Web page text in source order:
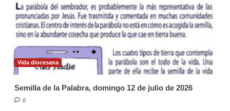
Vida diocesana
Semilla de la Palabra, domingo 12 de julio de 2026
0